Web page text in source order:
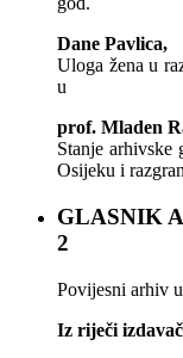
Dane Pavlica,
Uloga žena u
u
prof. Mladen
Stanje arhivske
Osijeku i
GLASNIK
2
Povijesni arhiv
Iz riječi